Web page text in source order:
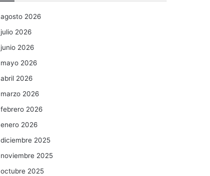
agosto 2026
julio 2026
junio 2026
mayo 2026
abril 2026
marzo 2026
febrero 2026
enero 2026
diciembre 2025
noviembre 2025
octubre 2025